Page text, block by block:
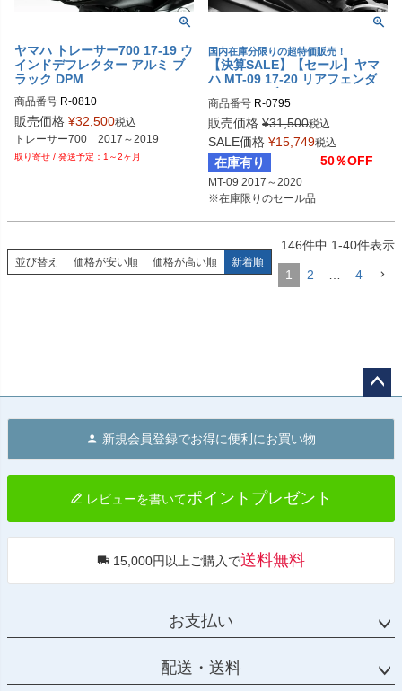
ヤマハ トレーサー700 17-19 ウ
インドデフレクター アルミ ブ
ラック DPM
商品番号 R-0810
販売価格 ¥32,500税込
トレーサー700　2017～2019
1～2ヶ月
国内在庫分限りの超特価販売！
【決算SALE】【セール】ヤマ
ハ MT-09 17-20 リアフェンダ
商品番号 R-0795
販売価格 ¥31,500税込
SALE価格 ¥15,749税込
在庫有り 50％OFF
MT-09 2017～2020
※在庫限りのセール品
並び替え 価格が安い順 価格が高い順 新着順
146件中 1-40件表示
1 2 4
へ
新規会員登録でお得に便利にお買い物
レビューを書いてポイントプレゼント
15,000円以上ご購入で送料無料
お支払い
配送・送料